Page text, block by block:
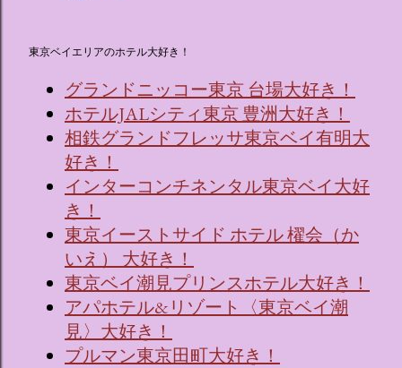
東京ベイエリアのホテル大好き！
グランドニッコー東京 台場大好き！
ホテルJALシティ東京 豊洲大好き！
相鉄グランドフレッサ東京ベイ有明大
好き！
インターコンチネンタル東京ベイ大好
き！
東京イーストサイド ホテル 櫂会（か
いえ） 大好き！
東京ベイ潮見プリンスホテル大好き！
アパホテル&リゾート〈東京ベイ潮
見〉大好き！
プルマン東京田町大好き！